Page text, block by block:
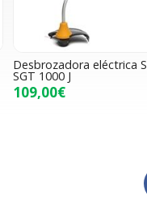
Desbrozadora eléctrica
SGT 1000 J
109,00€